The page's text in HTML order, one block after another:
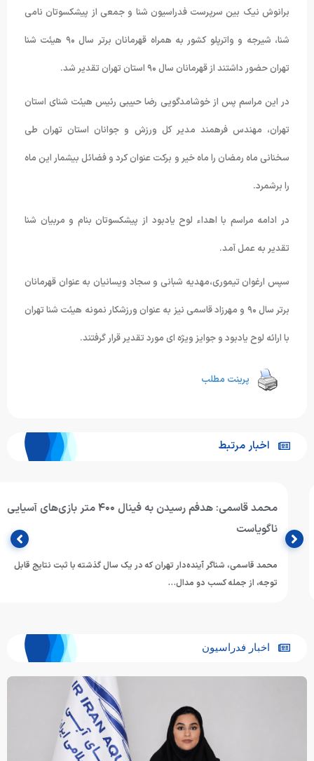
برانوش نیک بین سرپرست فدراسیون شنا و جمعی از پیشکسوتان نامی
شنا، شیرجه و واترپلو کشور به همراه قهرمانان برتر سال ٩۰ هیئت شنا
تهران حضور داشتند از قهرمانان سال ٩۰ استان تهران تقدیر شد.
در این مراسم پس از خوشامدگویی رضا حبیبی رئیس هیئت شنای استان
تهران، مهندس فرهمند مدیر کل ورزش و جوانان استان تهران طی
سخنانی ماه رمضان را ماه خیر و برکت عنوان کرد و فضائل بیشمار این ماه
را برشمرد.
در ادامه مراسم با اهداء لوح یادبود از پیشکسوتان بنام و مربیان شنا
تقدیر به عمل آمد.
سپس ارغوان تیموری،مهدیه شبانی و سجاد ویسانیان به عنوان قهرمانان
برتر سال ٩۰ و مهرزاد قاسمی نیز به عنوان ورزشکار نمونه هیئت شنا تهران
با ارائه لوح یادبود و جوایز ویژه ای مورد تقدیر قرار گرفتند.
پرینت مطلب
اخبار مرتبط
محمد قاسمی: هدفم رسیدن به فینال ۴۰۰ متر بازی‌های آسیایی
ناگویاست
محمد قاسمی، شناگر آینده‌دار تهران که در یک سال گذشته با ثبت نتایج قابل
توجه، از جمله کسب دو مدال…
اخبار فدراسیون